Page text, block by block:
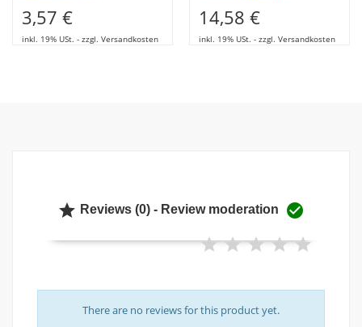
3,57 €
inkl. 19% USt. - zzgl. Versandkosten
14,58 €
inkl. 19% USt. - zzgl. Versandkosten
 Reviews (0) - Review moderation 
There are no reviews for this product yet.